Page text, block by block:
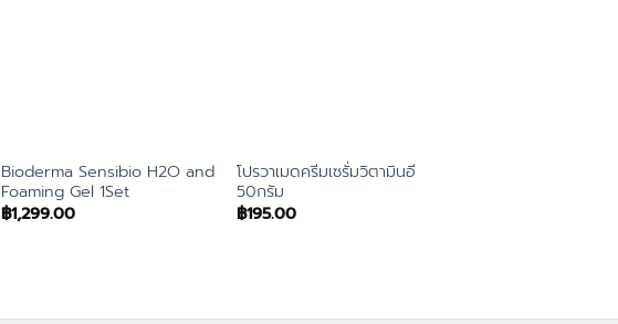
Bioderma Sensibio H2O and
Foaming Gel 1Set
฿1,299.00
โปรวาเมดครีมเซรั่มวิตามินอี
50กรัม
฿195.00